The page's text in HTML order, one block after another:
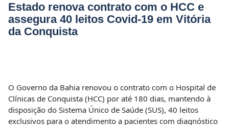
Estado renova contrato com o HCC e
assegura 40 leitos Covid-19 em Vitória
da Conquista
O Governo da Bahia renovou o contrato com o Hospital de
Clínicas de Conquista (HCC) por até 180 dias, mantendo à
disposição do Sistema Único de Saúde (SUS), 40 leitos
exclusivos para o atendimento a pacientes com diagnóstico